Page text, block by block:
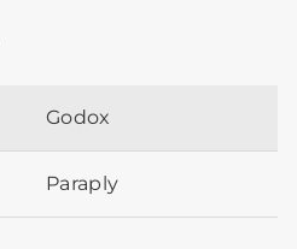
Godox
Paraply